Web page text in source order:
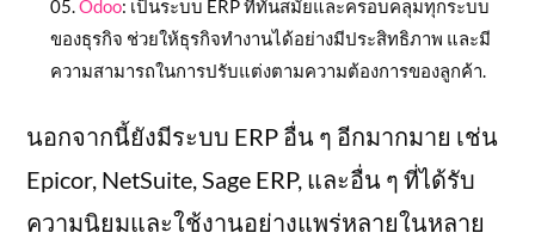
Odoo: เป็นระบบ ERP ที่ทันสมัยและครอบคลุมทุกระบบ
ของธุรกิจ ช่วยให้ธุรกิจทำงานได้อย่างมีประสิทธิภาพ และมี
ความสามารถในการปรับแต่งตามความต้องการของลูกค้า.
นอกจากนี้ยังมีระบบ ERP อื่น ๆ อีกมากมาย เช่น
Epicor, NetSuite, Sage ERP, และอื่น ๆ ที่ได้รับ
ความนิยมและใช้งานอย่างแพร่หลายในหลาย